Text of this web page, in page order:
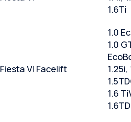
1.6Ti
Fiesta VI Facelift
1.0
1.0
1.25i,
1.6